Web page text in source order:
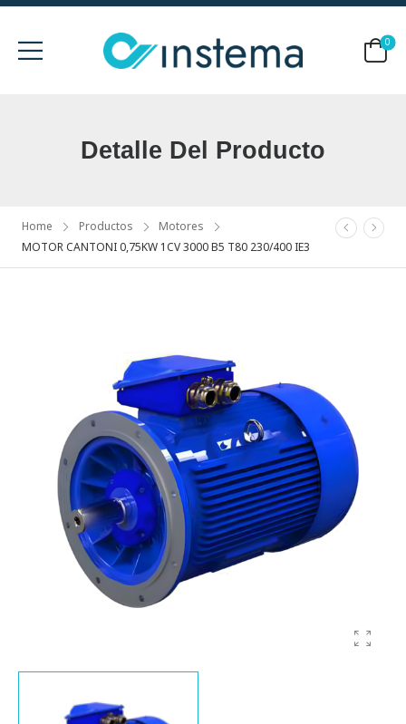
0
Detalle Del Producto
Home Productos
Motores
MOTOR CANTONI 0,75KW 1CV 3000 B5 T80 230/400 IE3